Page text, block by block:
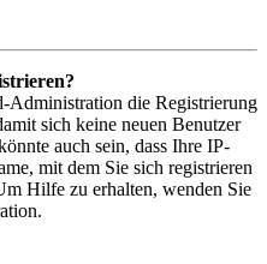
Administration die Registrierung
sich keine neuen Benutzer
auch sein, dass Ihre IP-
mit dem Sie sich registrieren
Hilfe zu erhalten, wenden Sie